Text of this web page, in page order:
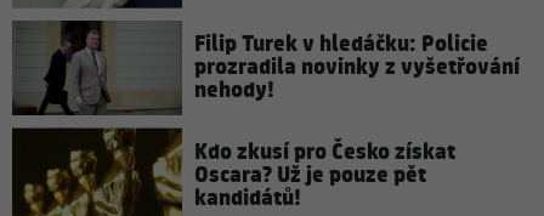
Filip Turek v hledáčku: Policie
prozradila novinky z vyšetřování
nehody!
Kdo zkusí pro Česko získat
Oscara? Už je pouze pět
kandidátů!